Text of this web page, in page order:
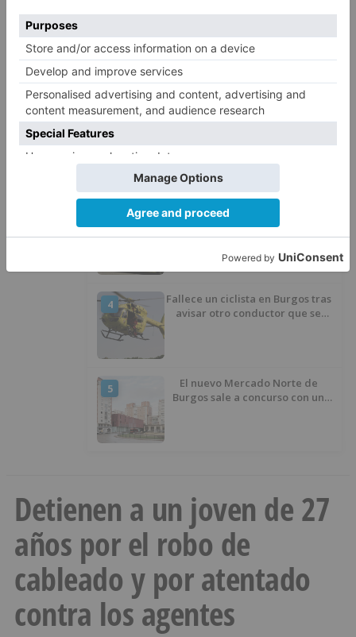
LO ÚLTIMO
1
La Junta no asistirá a la
Conferencia Sectorial de
Infancia y pide el retorno de los
menores a Marruecos desde
Ceuta
2
en la Avenida Burgos
Un hombre de 80 años resulta
herido en Burgos tras la colisión
4
Fallece un ciclista en Burgos tras
avisar otro conductor que se
5
El nuevo Mercado Norte de
Burgos sale a concurso con un
Detienen a un joven de 27
años por el robo de
cableado y por atentado
contra los agentes